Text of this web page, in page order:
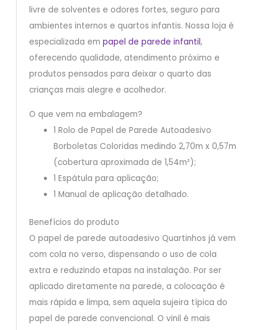
livre de solventes e odores fortes, seguro para
ambientes internos e quartos infantis. Nossa loja é
especializada em papel de parede infantil,
oferecendo qualidade, atendimento próximo e
produtos pensados para deixar o quarto das
crianças mais alegre e acolhedor.
O que vem na embalagem?
1 Rolo de Papel de Parede Autoadesivo
Borboletas Coloridas medindo 2,70m x 0,57m
(cobertura aproximada de 1,54m²);
1 Espátula para aplicação;
1 Manual de aplicação detalhado.
Benefícios do produto
O papel de parede autoadesivo Quartinhos já vem
com cola no verso, dispensando o uso de cola
extra e reduzindo etapas na instalação. Por ser
aplicado diretamente na parede, a colocação é
mais rápida e limpa, sem aquela sujeira típica do
papel de parede convencional. O vinil é mais